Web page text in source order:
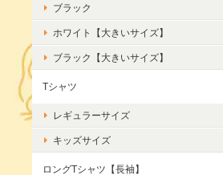
ブラック
ホワイト【大きいサイズ】
ブラック【大きいサイズ】
Tシャツ
レギュラーサイズ
キッズサイズ
ロングTシャツ【長袖】